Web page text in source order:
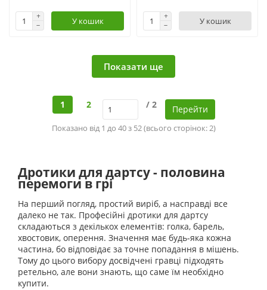
У кошик У кошик
Показати ще
1 2 / 2 Перейти
Показано від 1 до 40 з 52 (всього сторінок: 2)
Дротики для дартсу - половина
перемоги в грі
На перший погляд, простий виріб, а насправді все
далеко не так. Професійні дротики для дартсу
складаються з декількох елементів: голка, барель,
хвостовик, оперення. Значення має будь-яка кожна
частина, бо відповідає за точне попадання в мішень.
Тому до цього вибору досвідчені гравці підходять
ретельно, але вони знають, що саме їм необхідно
купити.